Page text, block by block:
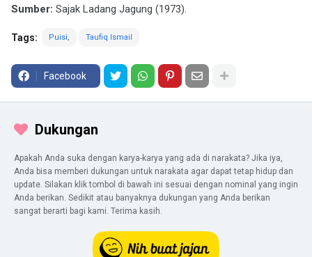
Sumber: Sajak Ladang Jagung (1973).
Tags: Puisi Taufiq Ismail
Facebook
Dukungan
Apakah Anda suka dengan karya-karya yang ada di narakata? Jika iya,
Anda bisa memberi dukungan untuk narakata agar dapat tetap hidup dan
update. Silakan klik tombol di bawah ini sesuai dengan nominal yang ingin
Anda berikan. Sedikit atau banyaknya dukungan yang Anda berikan
sangat berarti bagi kami. Terima kasih.